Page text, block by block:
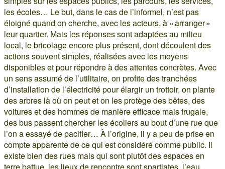
les écoles… Le but, dans le cas de l’informel, n’est pas
éloigné quand on cherche, avec les acteurs, à « arranger »
leur quartier. Mais les réponses sont adaptées au milieu
local, le bricolage encore plus présent, dont découlent des
actions souvent simples, réalisées avec les moyens
disponibles et pour répondre à des attentes concrètes. Avec
un sens assumé de l’utilitaire, on profite des tranchées
d’installation de l’électricité pour élargir un trottoir, on plante
des arbres là où on peut et on les protège des bêtes, des
voitures et des hommes de manière efficace mais frugale,
des bus passent chercher les écoliers au bout d’une rue que
l’on a essayé de pacifier… À l’origine, il y a peu de prise en
compte apparente de ce qui est considéré comme public. Il
existe bien des rues mais qui sont plutôt des espaces en